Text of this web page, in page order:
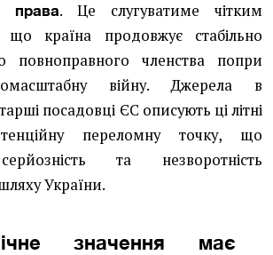
права. Це слугуватиме чітким
країна продовжує стабільно
повноправного членства попри
війну. Джерела в
посадовці ЄС описують ці літні
переломну точку, що
та незворотність
України.
значення має